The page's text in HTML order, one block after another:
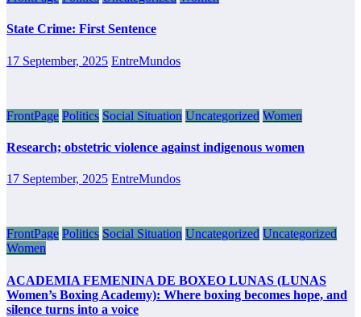
State Crime: First Sentence
17 September, 2025 EntreMundos
FrontPage Politics Social Situation Uncategorized Women
Research; obstetric violence against indigenous women
17 September, 2025 EntreMundos
FrontPage Politics Social Situation Uncategorized Uncategorized
Women
ACADEMIA FEMENINA DE BOXEO LUNAS (LUNAS
Women’s Boxing Academy): Where boxing becomes hope, and
silence turns into a voice